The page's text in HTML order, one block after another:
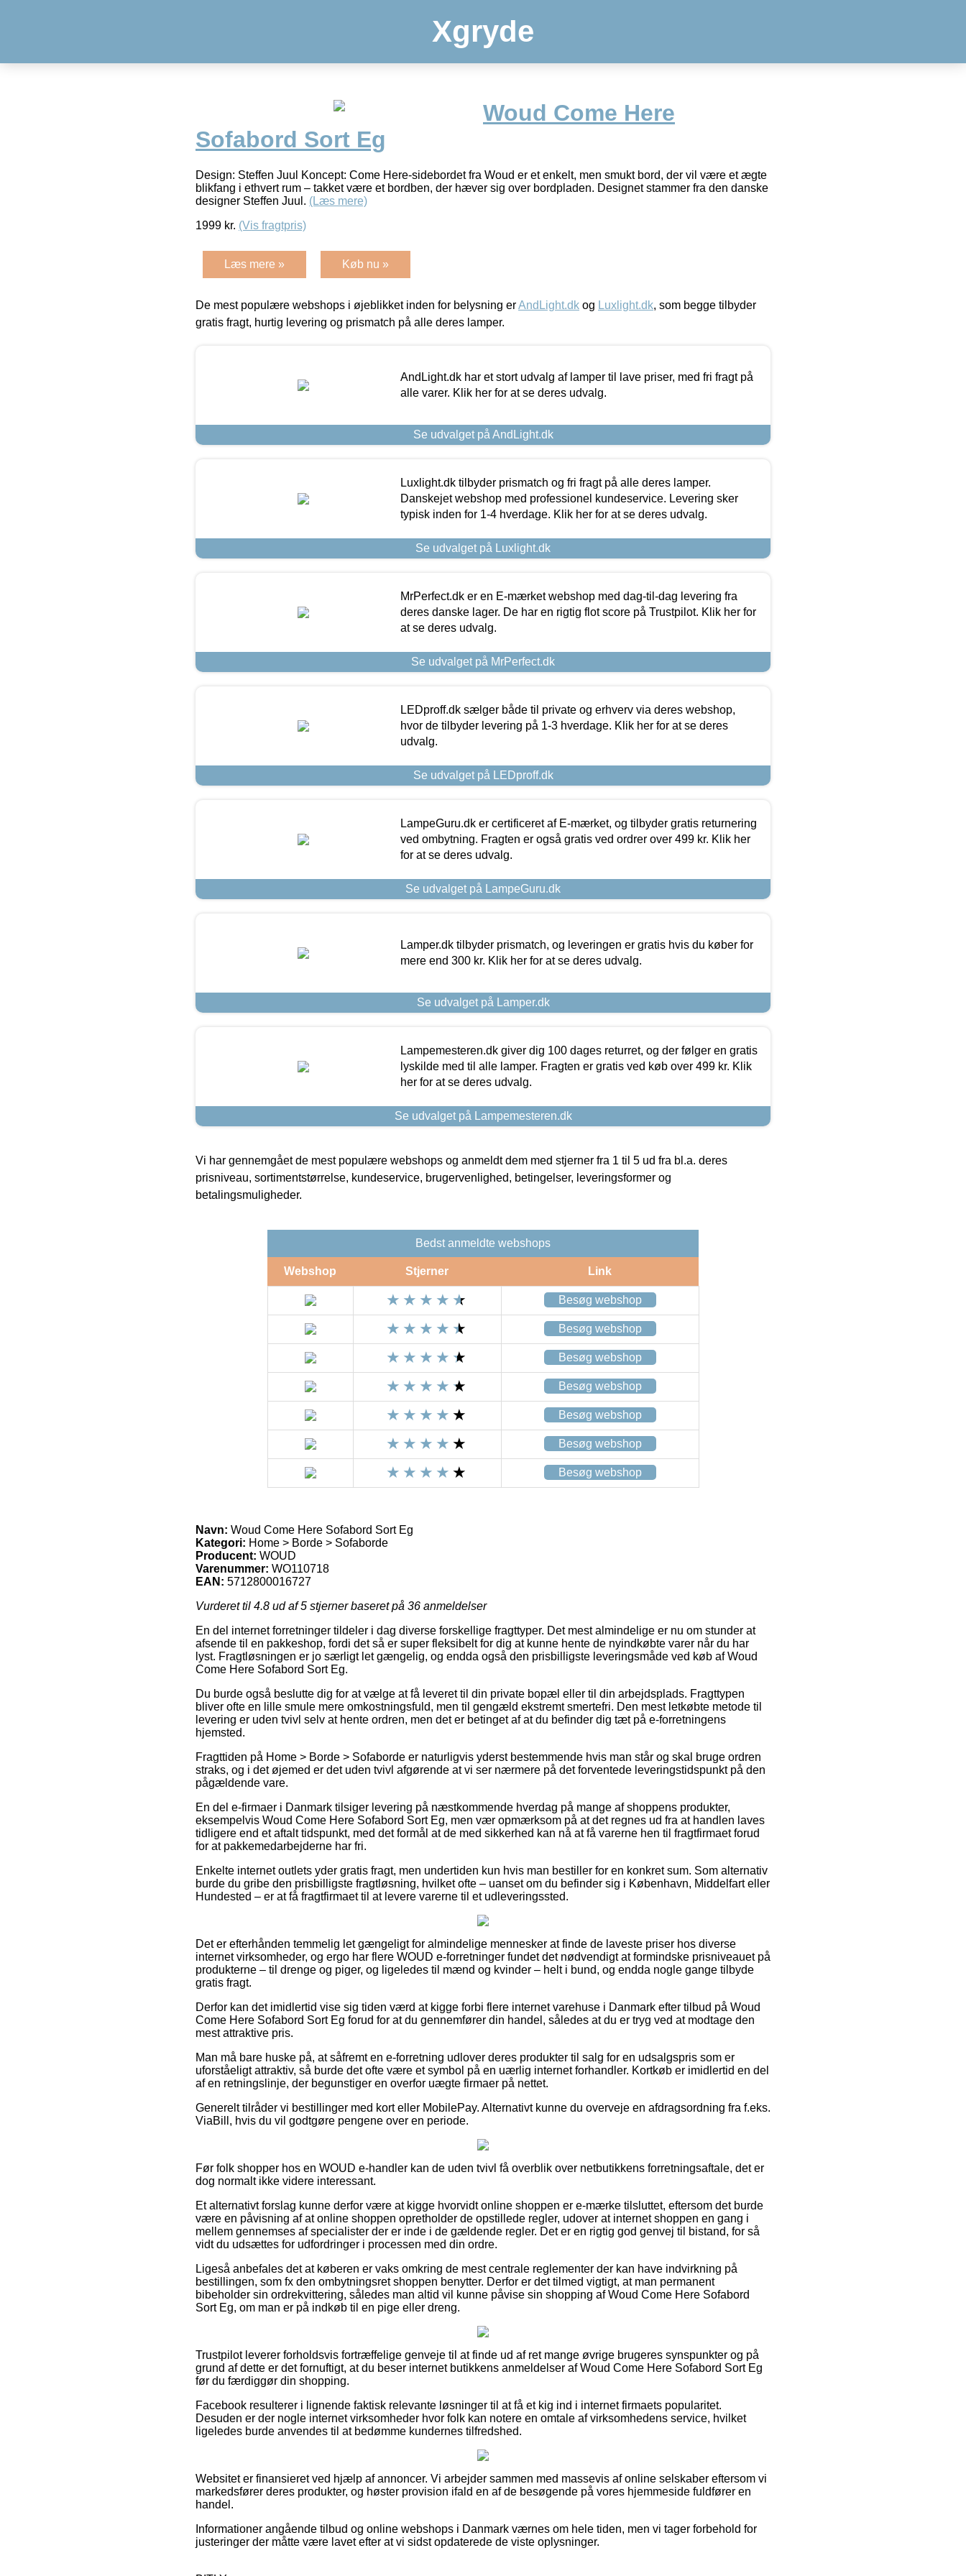
Xgryde
Woud Come Here
Sofabord Sort Eg
Design: Steffen Juul Koncept: Come Here-sidebordet fra Woud er et enkelt, men smukt bord, der vil være et ægte
blikfang i ethvert rum – takket være et bordben, der hæver sig over bordpladen. Designet stammer fra den danske
designer Steffen Juul. (Læs mere)
1999 kr. (Vis fragtpris)
Læs mere » Køb nu »
De mest populære webshops i øjeblikket inden for belysning erAndLight.dk og Luxlight.dk, som begge tilbyder
gratis fragt, hurtig levering og prismatch på alle deres lamper.
AndLight.dk har et stort udvalg af lamper til lave priser, med fri fragt på
alle varer. Klik her for at se deres udvalg.
Se udvalget på AndLight.dk
Luxlight.dk tilbyder prismatch og fri fragt på alle deres lamper.
Danskejet webshop med professionel kundeservice. Levering sker
typisk inden for 1-4 hverdage. Klik her for at se deres udvalg.
Se udvalget på Luxlight.dk
MrPerfect.dk er en E-mærket webshop med dag-til-dag levering fra
deres danske lager. De har en rigtig flot score på Trustpilot. Klik her for
at se deres udvalg.
Se udvalget på MrPerfect.dk
LEDproff.dk sælger både til private og erhverv via deres webshop,
hvor de tilbyder levering på 1-3 hverdage. Klik her for at se deres
udvalg.
Se udvalget på LEDproff.dk
LampeGuru.dk er certificeret af E-mærket, og tilbyder gratis returnering
ved ombytning. Fragten er også gratis ved ordrer over 499 kr. Klik her
for at se deres udvalg.
Se udvalget på LampeGuru.dk
Lamper.dk tilbyder prismatch, og leveringen er gratis hvis du køber for
mere end 300 kr. Klik her for at se deres udvalg.
Se udvalget på Lamper.dk
Lampemesteren.dk giver dig 100 dages returret, og der følger en gratis
lyskilde med til alle lamper. Fragten er gratis ved køb over 499 kr. Klik
her for at se deres udvalg.
Se udvalget på Lampemesteren.dk
Vi har gennemgået de mest populære webshops og anmeldt dem med stjerner fra 1 til 5 ud fra bl.a. deres
prisniveau, sortimentstørrelse, kundeservice, brugervenlighed, betingelser, leveringsformer og
betalingsmuligheder.
Bedst anmeldte webshops
Webshop Stjerner Link
Besøg webshop
Besøg webshop
Besøg webshop
Besøg webshop
Besøg webshop
Besøg webshop
Besøg webshop
Navn: Woud Come Here Sofabord Sort Eg
Kategori: Home > Borde > Sofaborde
Producent: WOUD
Varenummer: WO110718
EAN: 5712800016727
Vurderet til 4.8 ud af 5 stjerner baseret på 36 anmeldelser
En del internet forretninger tildeler i dag diverse forskellige fragttyper. Det mest almindelige er nu om stunder at
afsende til en pakkeshop, fordi det så er super fleksibelt for dig at kunne hente de nyindkøbte varer når du har
lyst. Fragtløsningen er jo særligt let gængelig, og endda også den prisbilligste leveringsmåde ved køb af Woud
Come Here Sofabord Sort Eg.
Du burde også beslutte dig for at vælge at få leveret til din private bopæl eller til din arbejdsplads. Fragttypen
bliver ofte en lille smule mere omkostningsfuld, men til gengæld ekstremt smertefri. Den mest letkøbte metode til
levering er uden tvivl selv at hente ordren, men det er betinget af at du befinder dig tæt på e-forretningens
hjemsted.
Fragttiden på Home > Borde > Sofaborde er naturligvis yderst bestemmende hvis man står og skal bruge ordren
straks, og i det øjemed er det uden tvivl afgørende at vi ser nærmere på det forventede leveringstidspunkt på den
pågældende vare.
En del e-firmaer i Danmark tilsiger levering på næstkommende hverdag på mange af shoppens produkter,
eksempelvis Woud Come Here Sofabord Sort Eg, men vær opmærksom på at det regnes ud fra at handlen laves
tidligere end et aftalt tidspunkt, med det formål at de med sikkerhed kan nå at få varerne hen til fragtfirmaet forud
for at pakkemedarbejderne har fri.
Enkelte internet outlets yder gratis fragt, men undertiden kun hvis man bestiller for en konkret sum. Som alternativ
burde du gribe den prisbilligste fragtløsning, hvilket ofte – uanset om du befinder sig i København, Middelfart eller
Hundested – er at få fragtfirmaet til at levere varerne til et udleveringssted.
Det er efterhånden temmelig let gængeligt for almindelige mennesker at finde de laveste priser hos diverse
internet virksomheder, og ergo har flere WOUD e-forretninger fundet det nødvendigt at formindske prisniveauet på
produkterne – til drenge og piger, og ligeledes til mænd og kvinder – helt i bund, og endda nogle gange tilbyde
gratis fragt.
Derfor kan det imidlertid vise sig tiden værd at kigge forbi flere internet varehuse i Danmark efter tilbud på Woud
Come Here Sofabord Sort Eg forud for at du gennemfører din handel, således at du er tryg ved at modtage den
mest attraktive pris.
Man må bare huske på, at såfremt en e-forretning udlover deres produkter til salg for en udsalgspris som er
uforståeligt attraktiv, så burde det ofte være et symbol på en uærlig internet forhandler. Kortkøb er imidlertid en del
af en retningslinje, der begunstiger en overfor uægte firmaer på nettet.
Generelt tilråder vi bestillinger med kort eller MobilePay. Alternativt kunne du overveje en afdragsordning fra f.eks.
ViaBill, hvis du vil godtgøre pengene over en periode.
Før folk shopper hos en WOUD e-handler kan de uden tvivl få overblik over netbutikkens forretningsaftale, det er
dog normalt ikke videre interessant.
Et alternativt forslag kunne derfor være at kigge hvorvidt online shoppen er e-mærke tilsluttet, eftersom det burde
være en påvisning af at online shoppen opretholder de opstillede regler, udover at internet shoppen en gang i
mellem gennemses af specialister der er inde i de gældende regler. Det er en rigtig god genvej til bistand, for så
vidt du udsættes for udfordringer i processen med din ordre.
Ligeså anbefales det at køberen er vaks omkring de mest centrale reglementer der kan have indvirkning på
bestillingen, som fx den ombytningsret shoppen benytter. Derfor er det tilmed vigtigt, at man permanent
bibeholder sin ordrekvittering, således man altid vil kunne påvise sin shopping af Woud Come Here Sofabord
Sort Eg, om man er på indkøb til en pige eller dreng.
Trustpilot leverer forholdsvis fortræffelige genveje til at finde ud af ret mange øvrige brugeres synspunkter og på
grund af dette er det fornuftigt, at du beser internet butikkens anmeldelser af Woud Come Here Sofabord Sort Eg
før du færdiggør din shopping.
Facebook resulterer i lignende faktisk relevante løsninger til at få et kig ind i internet firmaets popularitet.
Desuden er der nogle internet virksomheder hvor folk kan notere en omtale af virksomhedens service, hvilket
ligeledes burde anvendes til at bedømme kundernes tilfredshed.
Websitet er finansieret ved hjælp af annoncer. Vi arbejder sammen med massevis af online selskaber eftersom vi
markedsfører deres produkter, og høster provision ifald en af de besøgende på vores hjemmeside fuldfører en
handel.
Informationer angående tilbud og online webshops i Danmark værnes om hele tiden, men vi tager forbehold for
justeringer der måtte være lavet efter at vi sidst opdaterede de viste oplysninger.